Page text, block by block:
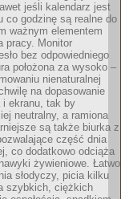
jeśli kalendarz jest
co godzinę są realne do
ważnym elementem
pracy. Monitor
bez odpowiedniego
położona za wysoko –
nienaturalnej
na dopasowanie
i ekranu, tak by
neutralny, a ramiona
są także biurka z
część dnia
co dodatkowo odciąża
żywieniowe. Łatwo
słodyczy, picia kilku
szybkich, ciężkich